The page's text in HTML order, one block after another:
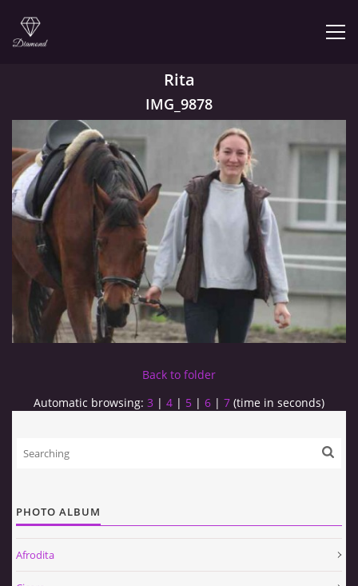
© 2026 eStránky.cz
Rita
IMG_9878
Back to folder
Automatic browsing: 3 | 4 | 5 | 6 | 7 (time in seconds)
PHOTO ALBUM
Afrodita